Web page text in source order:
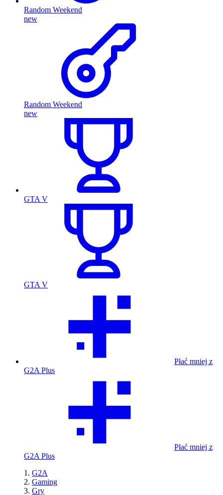
Random Weekend
new
Random Weekend
new
GTA V
GTA V
Płać mniej z
G2A Plus
Płać mniej z
G2A Plus
G2A
Gaming
Gry